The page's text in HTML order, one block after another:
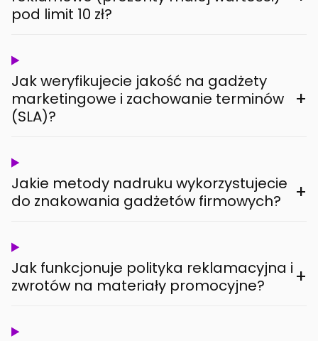
pod limit 10 zł?
Jak weryfikujecie jakość na gadżety
marketingowe i zachowanie terminów
(SLA)?
+
Jakie metody nadruku wykorzystujecie
do znakowania gadżetów firmowych?
+
Jak funkcjonuje polityka reklamacyjna i
zwrotów na materiały promocyjne?
+